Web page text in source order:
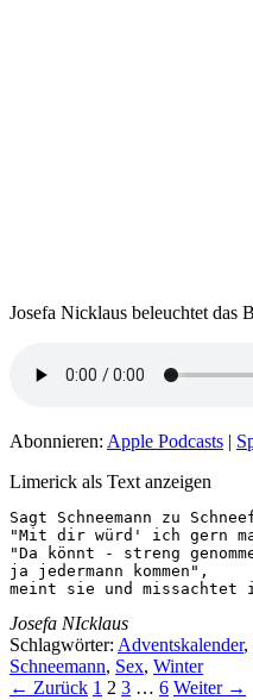
Josefa Nicklaus beleuchtet das
Abonnieren: Apple Podcasts |
Limerick als Text anzeigen
Sagt Schneemann zu
"Mit dir würd' ich gern
"Da könnt - streng
ja jedermann kommen",
meint sie und missachtet
Josefa NIcklaus
Schlagwörter: Adventskalender,
Schneemann, Sex, Winter
← Zurück 1 2 3 … 6 Weiter →